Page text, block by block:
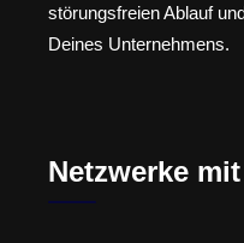
störungsfreien Ablauf
Deines Unternehmens.
Netzwerke